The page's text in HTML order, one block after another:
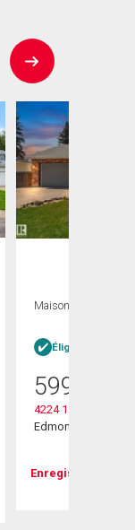
Maison
Éligible Louer
599 900
4224 110 Street
Edmonton, AB
Enregistrer